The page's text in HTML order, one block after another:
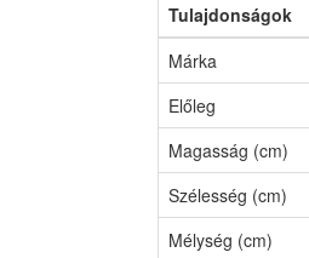
Tulajdonságok
Márka
Előleg
Magasság (cm)
Szélesség (cm)
Mélység (cm)